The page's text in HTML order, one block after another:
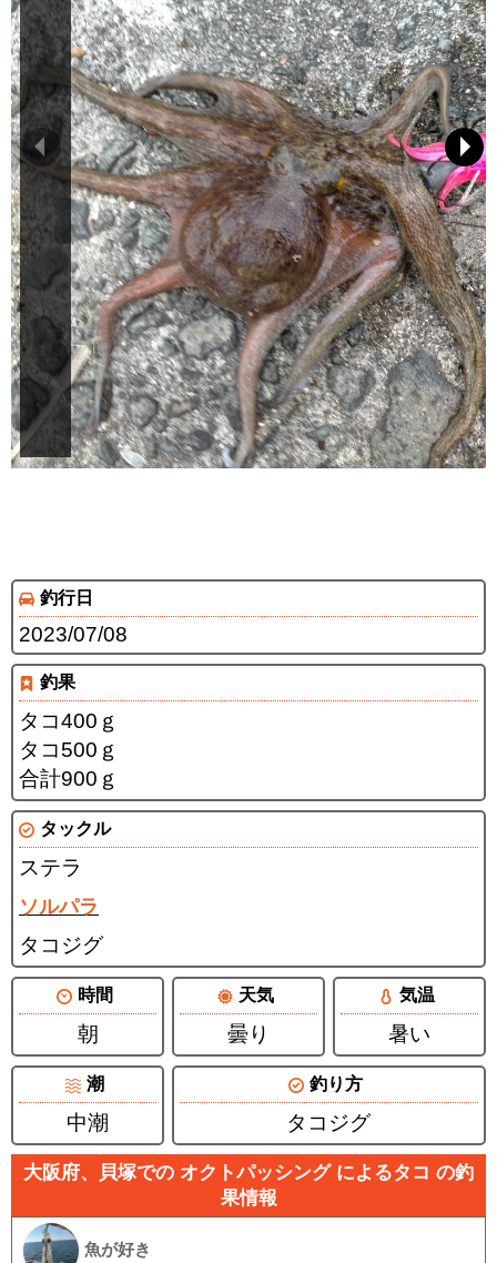
釣行日
2023/07/08
釣果
タコ400ｇ
タコ500ｇ
合計900ｇ
タックル
ステラ
ソルパラ
タコジグ
時間
朝
天気
曇り
気温
暑い
潮
中潮
釣り方
タコジグ
大阪府、貝塚での オクトパッシング によるタコ の釣
果情報
魚が好き